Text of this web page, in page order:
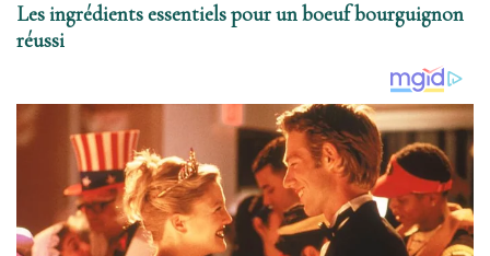
Les ingrédients essentiels pour un boeuf bourguignon
réussi